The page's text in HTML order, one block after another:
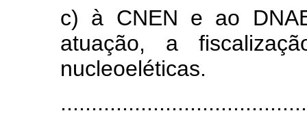
c) à CNEN e ao
atuação, a
nucleoeléticas.